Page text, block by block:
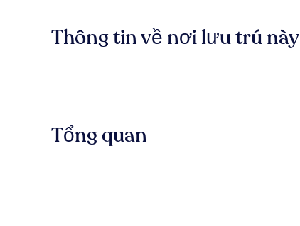
Thông tin về nơi lưu trú này
Tổng quan